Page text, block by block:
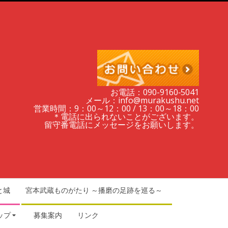
お電話：090-9160‐5041
メール：info@murakushu.net
営業時間：9：00～12：00 / 13：00～18：00
＊電話に出られないことがございます。
留守番電話にメッセージをお願いします。
城 宮本武蔵ものがたり ～播磨の足跡を巡る～
プ 募集案内 リンク